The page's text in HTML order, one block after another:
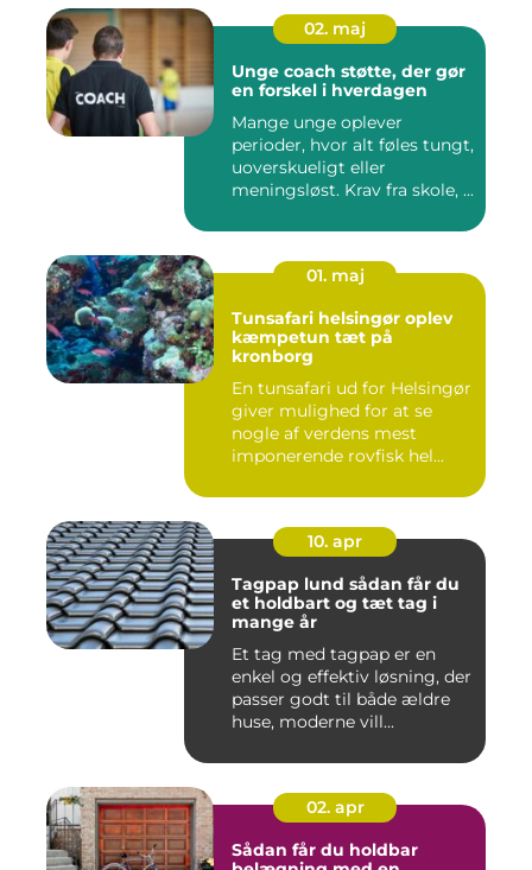
02. maj
Unge coach støtte, der gør
en forskel i hverdagen
Mange unge oplever
perioder, hvor alt føles tungt,
uoverskueligt eller
meningsløst. Krav fra skole, ...
01. maj
Tunsafari helsingør oplev
kæmpetun tæt på
kronborg
En tunsafari ud for Helsingør
giver mulighed for at se
nogle af verdens mest
imponerende rovfisk hel...
10. apr
Tagpap lund sådan får du
et holdbart og tæt tag i
mange år
Et tag med tagpap er en
enkel og effektiv løsning, der
passer godt til både ældre
huse, moderne vill...
02. apr
Sådan får du holdbar